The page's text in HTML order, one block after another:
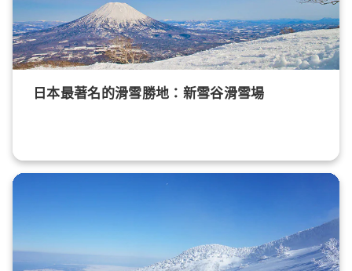
日本最著名的滑雪勝地：新雪谷滑雪場